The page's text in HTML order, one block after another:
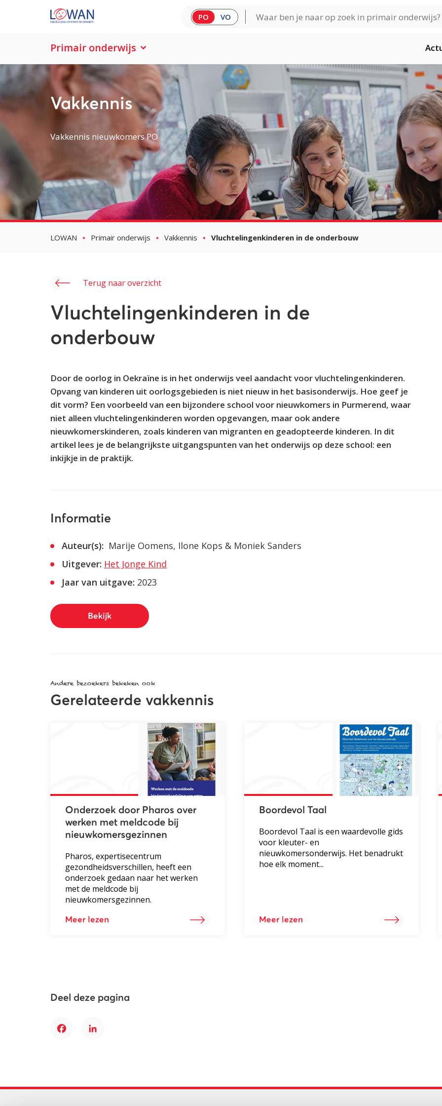
PO VO
Primair onderwijs
Vakkennis
Vakkennis nieuwkomers PO
LOWAN Primair onderwijs Vakkennis Vluchtelingenkinderen in de onderbouw
Terug naar overzicht
Vluchtelingenkinderen in de
onderbouw
Door de oorlog in Oekraïne is in het onderwijs veel aandacht voor vluchtelingenkinderen.
Opvang van kinderen uit oorlogsgebieden is niet nieuw in het basisonderwijs. Hoe geef je
dit vorm? Een voorbeeld van een bijzondere school voor nieuwkomers in Purmerend, waar
niet alleen vluchtelingenkinderen worden opgevangen, maar ook andere
nieuwkomerskinderen, zoals kinderen van migranten en geadopteerde kinderen. In dit
artikel lees je de belangrijkste uitgangspunten van het onderwijs op deze school: een
inkijkje in de praktijk.
Informatie
Auteur(s): Marije Oomens, Ilone Kops & Moniek Sanders
Uitgever: Het Jonge Kind
Jaar van uitgave: 2023
Bekijk
Andere bezoekers bekeken ook
Gerelateerde vakkennis
Onderzoek door Pharos over
werken met meldcode bij
nieuwkomersgezinnen
Pharos, expertisecentrum
gezondheidsverschillen, heeft een
onderzoek gedaan naar het werken
met de meldcode bij
nieuwkomersgezinnen.
Meer lezen
Boordevol Taal
Boordevol Taal is een waardevolle gids
voor kleuter- en
nieuwkomersonderwijs. Het benadrukt
hoe elk moment...
Meer lezen
Deel deze pagina
FacebookLinkedIn